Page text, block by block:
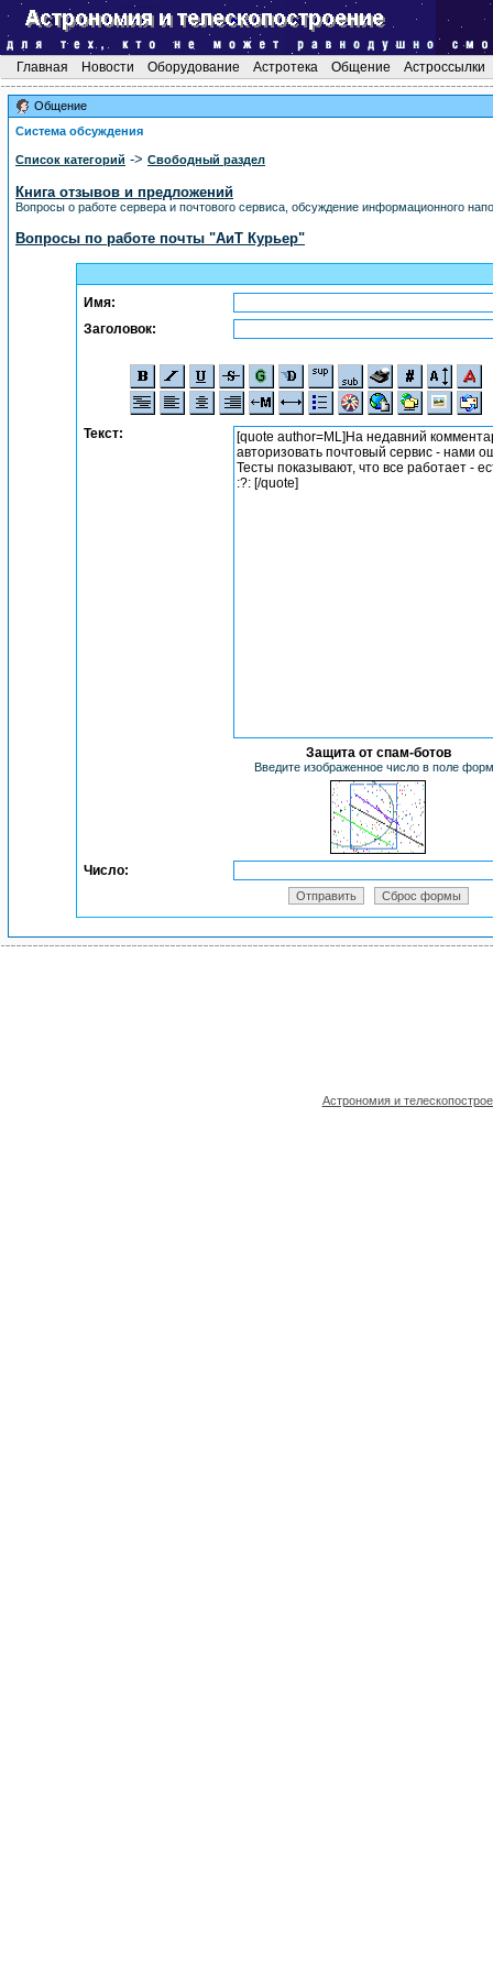
Главная Новости Оборудование Астротека Общение Астроссылки
Общение
Система обсуждения
Список категорий -> Свободный раздел
Книга отзывов и предложений
Вопросы о работе сервера и почтового сервиса, обсуждение информационного
Вопросы по работе почты "АиТ Курьер"
Имя:
Заголовок:
Текст:
Защита от спам-ботов
Введите изображенное число в поле
Число:
Астрономия и